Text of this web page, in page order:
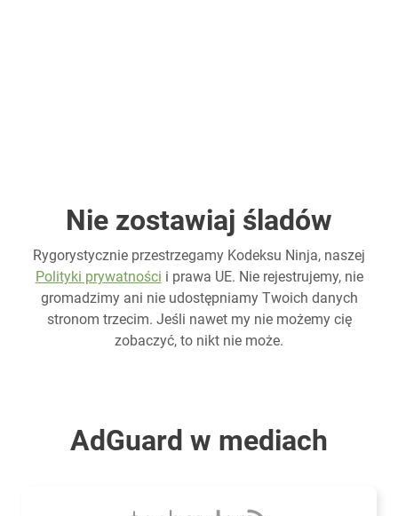
Nie zostawiaj śladów
Rygorystycznie przestrzegamy Kodeksu Ninja, naszej
Polityki prywatności i prawa UE. Nie rejestrujemy, nie
gromadzimy ani nie udostępniamy Twoich danych
stronom trzecim. Jeśli nawet my nie możemy cię
zobaczyć, to nikt nie może.
AdGuard w mediach